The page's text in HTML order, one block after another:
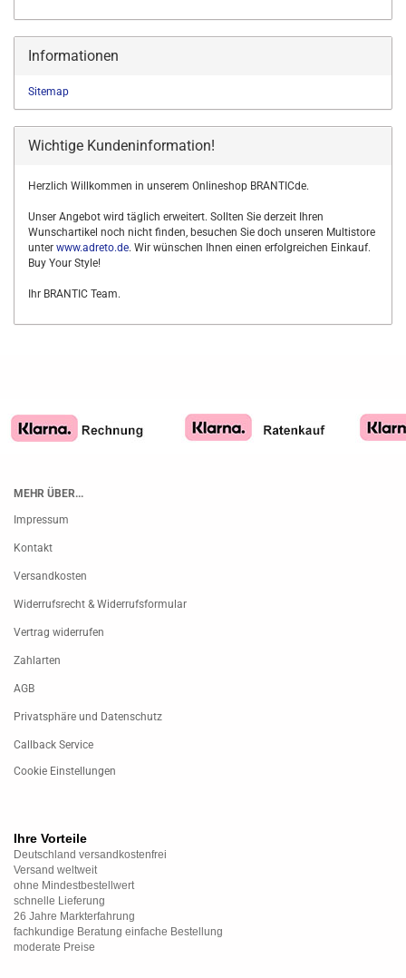
Informationen
Sitemap
Wichtige Kundeninformation!
Herzlich Willkommen in unserem Onlineshop BRANTICde.
Unser Angebot wird täglich erweitert. Sollten Sie derzeit Ihren
Wunschartikel noch nicht finden, besuchen Sie doch unseren Multistore
unter www.adreto.de. Wir wünschen Ihnen einen erfolgreichen Einkauf.
Buy Your Style!
Ihr BRANTIC Team.
MEHR ÜBER...
Impressum
Kontakt
Versandkosten
Widerrufsrecht & Widerrufsformular
Vertrag widerrufen
Zahlarten
AGB
Privatsphäre und Datenschutz
Callback Service
Cookie Einstellungen
Ihre Vorteile
Deutschland versandkostenfrei
Versand weltweit
ohne Mindestbestellwert
schnelle Lieferung
26 Jahre Markterfahrung
fachkundige Beratung einfache Bestellung
moderate Preise